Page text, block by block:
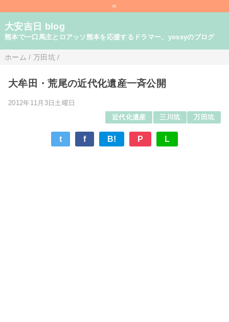
=
大安吉日 blog
熊本で一口馬主とロアッソ熊本を応援するドラマー、yossyのブログ
ホーム / 万田坑 /
大牟田・荒尾の近代化遺産一斉公開
2012年11月3日土曜日
近代化遺産
三川坑 万田坑
t f B! P L